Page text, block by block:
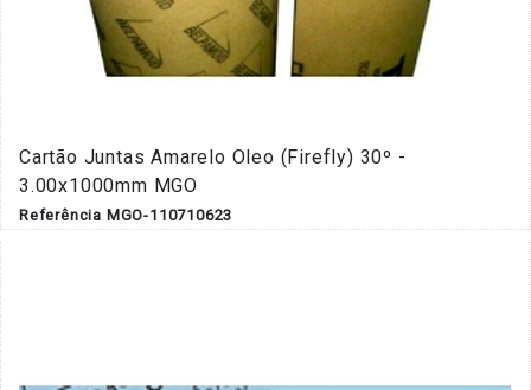
Cartão Juntas Amarelo Oleo (Firefly) 30º -
3.00x1000mm MGO
Referência MGO-110710623